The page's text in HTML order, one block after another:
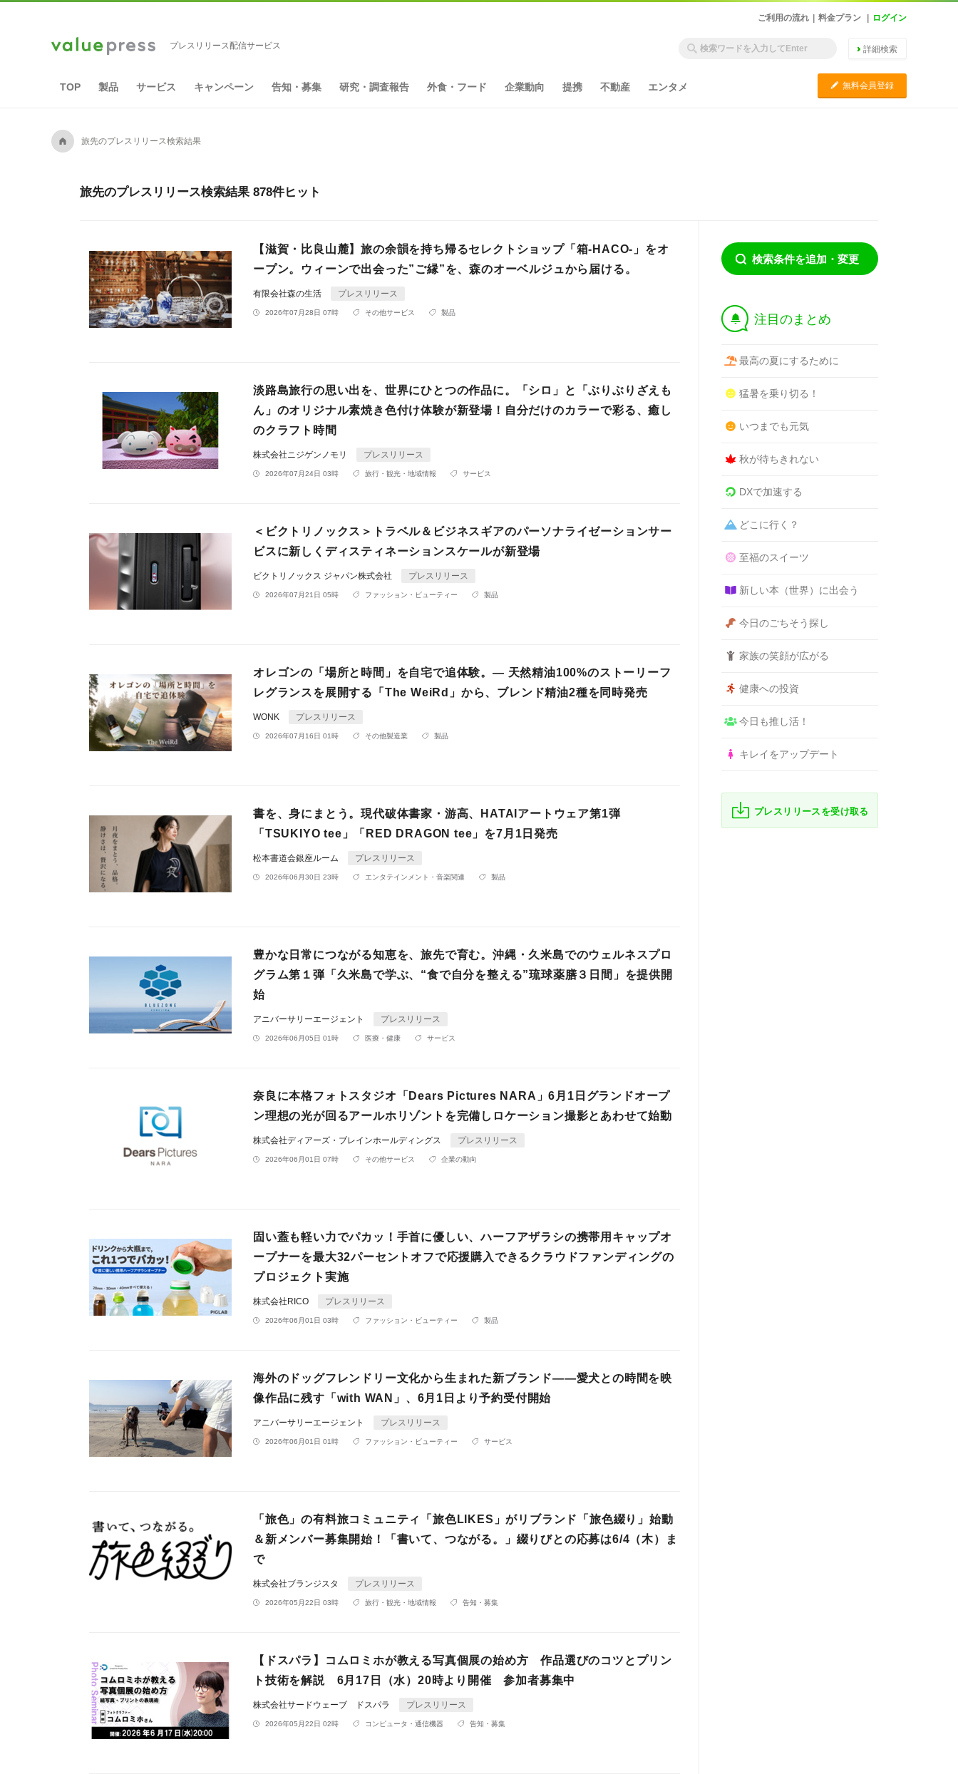
ご利用の流れ 料金プラン ログイン
プレスリリース配信サービス 詳細検索
TOP 製品 サービス キャンペーン 告知・募集 研究・調査報告 外食・フード 企業動向 提携 不動産 エンタメ C 無料会員登録
A 旅先のプレスリリース検索結果
旅先のプレスリリース検索結果 878件ヒット
【滋賀・比良山麓】旅の余韻を持ち帰るセレクトショップ「箱-HACO-」をオ
ープン。ウィーンで出会った”ご縁”を、森のオーベルジュから届ける。
有限会社森の生活 プレスリリース
2026年07月28日 07時 その他サービス 製品
淡路島旅行の思い出を、世界にひとつの作品に。「シロ」と「ぶりぶりざえも
ん」のオリジナル素焼き色付け体験が新登場！自分だけのカラーで彩る、癒し
のクラフト時間
株式会社ニジゲンノモリ プレスリリース
2026年07月24日 03時 旅行・観光・地域情報 サービス
＜ビクトリノックス＞トラベル＆ビジネスギアのパーソナライゼーションサー
ビスに新しくディスティネーションスケールが新登場
ビクトリノックス ジャパン株式会社 プレスリリース
2026年07月21日 05時 ファッション・ビューティー 製品
オレゴンの「場所と時間」を自宅で追体験。― 天然精油100%のストーリーフ
レグランスを展開する「The WeiRd」から、ブレンド精油2種を同時発売
WONK プレスリリース
2026年07月16日 01時 その他製造業 製品
書を、身にまとう。現代破体書家・游高、HATAIアートウェア第1弾
「TSUKIYO tee」「RED DRAGON tee」を7月1日発売
松本書道会銀座ルーム プレスリリース
2026年06月30日 23時 エンタテインメント・音楽関連 製品
豊かな日常につながる知恵を、旅先で育む。沖縄・久米島でのウェルネスプロ
グラム第１弾「久米島で学ぶ、“食で自分を整える”琉球薬膳３日間」を提供開
始
アニバーサリーエージェント プレスリリース
2026年06月05日 01時 医療・健康 サービス
奈良に本格フォトスタジオ「Dears Pictures NARA」6月1日グランドオープ
ン理想の光が回るアールホリゾントを完備しロケーション撮影とあわせて始動
株式会社ディアーズ・ブレインホールディングス プレスリリース
2026年06月01日 07時 その他サービス 企業の動向
固い蓋も軽い力でパカッ！手首に優しい、ハーフアザラシの携帯用キャップオ
ープナーを最大32パーセントオフで応援購入できるクラウドファンディングの
プロジェクト実施
株式会社RICO プレスリリース
2026年06月01日 03時 ファッション・ビューティー 製品
海外のドッグフレンドリー文化から生まれた新ブランド――愛犬との時間を映
像作品に残す「with WAN」、6月1日より予約受付開始
アニバーサリーエージェント プレスリリース
2026年06月01日 01時 ファッション・ビューティー サービス
「旅色」の有料旅コミュニティ「旅色LIKES」がリブランド「旅色綴り」始動
＆新メンバー募集開始！「書いて、つながる。」綴りびとの応募は6/4（木）ま
で
株式会社ブランジスタ プレスリリース
2026年05月22日 03時 旅行・観光・地域情報 告知・募集
【ドスパラ】コムロミホが教える写真個展の始め方 作品選びのコツとプリン
ト技術を解説 6月17日（水）20時より開催 参加者募集中
株式会社サードウェーブ ドスパラ プレスリリース
2026年05月22日 02時 コンピュータ・通信機器 告知・募集
検索条件を追加・変更
† 注目のまとめ
最高の夏にするために
猛暑を乗り切る！
いつまでも元気
秋が待ちきれない
DXで加速する
どこに行く？
至福のスイーツ
新しい本（世界）に出会う
今日のごちそう探し
家族の笑顔が広がる
健康への投資
今日も推し活！
キレイをアップデート
プレスリリースを受け取る